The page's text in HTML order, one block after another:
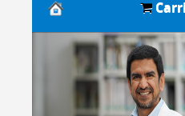
Biblioteca
Central
EsSalud